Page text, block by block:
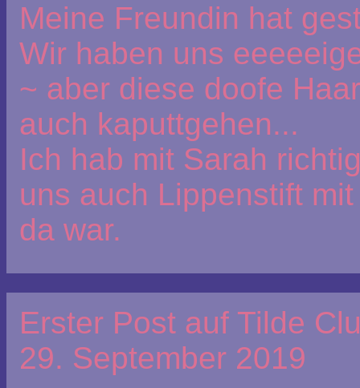
Meine Freundin hat
Wir haben uns
~ aber diese doofe
auch kaputtgehen...
Ich hab mit Sarah
uns auch Lippenstift
da war.
Erster Post auf Tilde
29. September 2019